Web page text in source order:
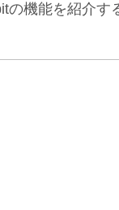
の機能を紹介す